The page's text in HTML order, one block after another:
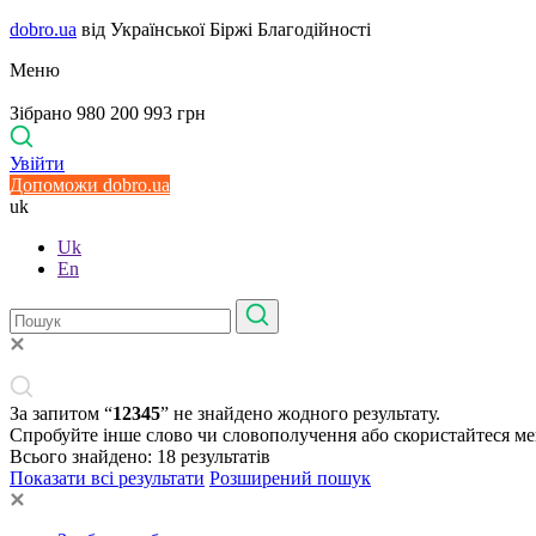
dobro.ua від Української Біржі Благодійності
Меню
Зібрано 980 200 993 грн
Увійти
Допоможи dobro.ua
uk
Uk
En
За запитом “12345” не знайдено жодного результату.
Спробуйте інше слово чи словополучення або скористайтеся
Всього знайдено: 18 результатів
Показати всі результати Розширений пошук